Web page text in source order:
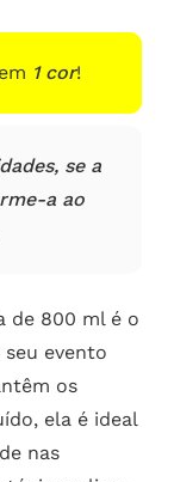
1 cor!
se a
a ao
de 800 ml é o
evento
os
ela é ideal
nas